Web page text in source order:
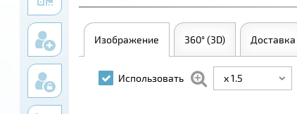
Изображение 360° (3D) Доставка
x 1.5
Использовать